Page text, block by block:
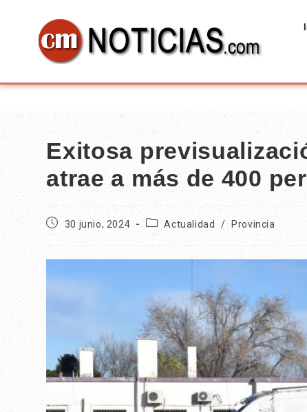
Exitosa
atrae a más de 400
30 junio, 2024 Actualidad / Provincia